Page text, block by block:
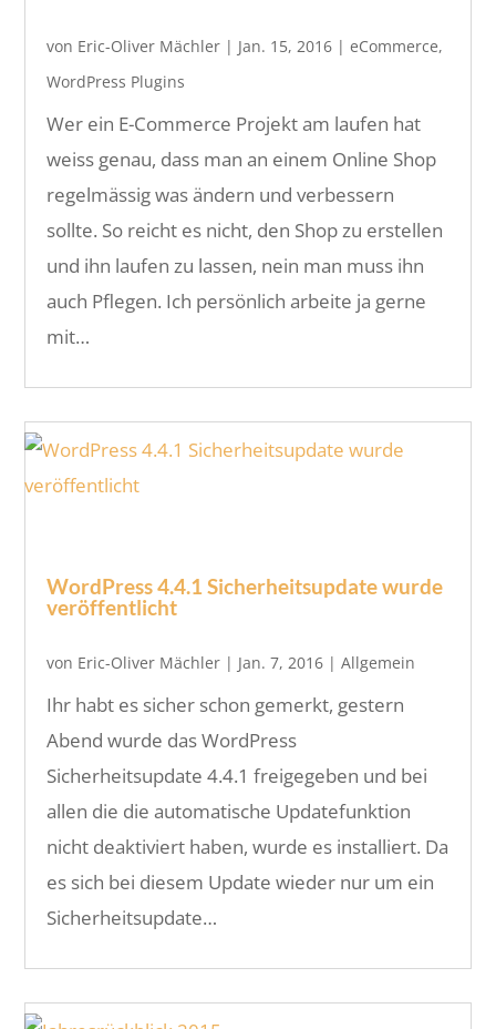
von Eric-Oliver Mächler | Jan. 15, 2016 |eCommerce,
WordPress Plugins
Wer ein E-Commerce Projekt am laufen hat
weiss genau, dass man an einem Online Shop
regelmässig was ändern und verbessern
sollte. So reicht es nicht, den Shop zu erstellen
und ihn laufen zu lassen, nein man muss ihn
auch Pflegen. Ich persönlich arbeite ja gerne
mit…
WordPress 4.4.1 Sicherheitsupdate wurde
veröffentlicht
von Eric-Oliver Mächler | Jan. 7, 2016 |Allgemein
Ihr habt es sicher schon gemerkt, gestern
Abend wurde das WordPress
Sicherheitsupdate 4.4.1 freigegeben und bei
allen die die automatische Updatefunktion
nicht deaktiviert haben, wurde es installiert. Da
es sich bei diesem Update wieder nur um ein
Sicherheitsupdate…